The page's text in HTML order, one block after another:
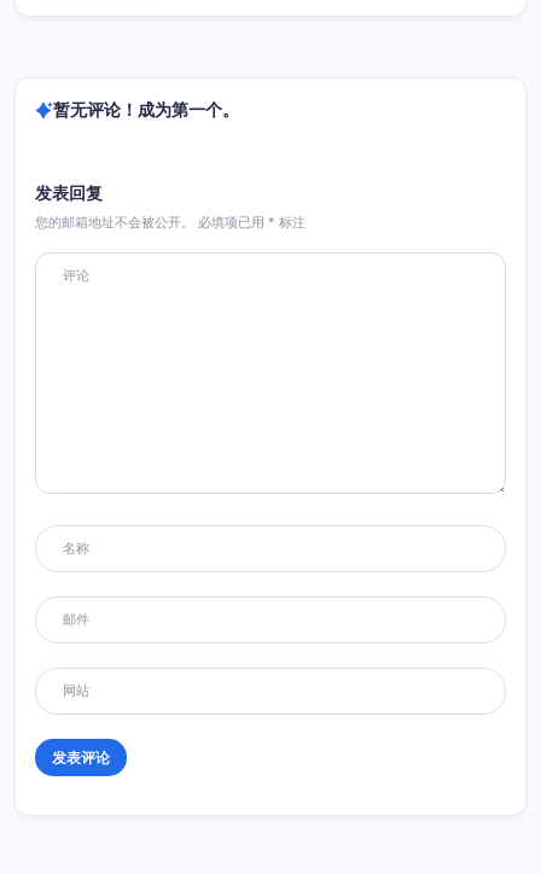
暂无评论！成为第一个。
发表回复
您的邮箱地址不会被公开。 必填项已用 * 标注